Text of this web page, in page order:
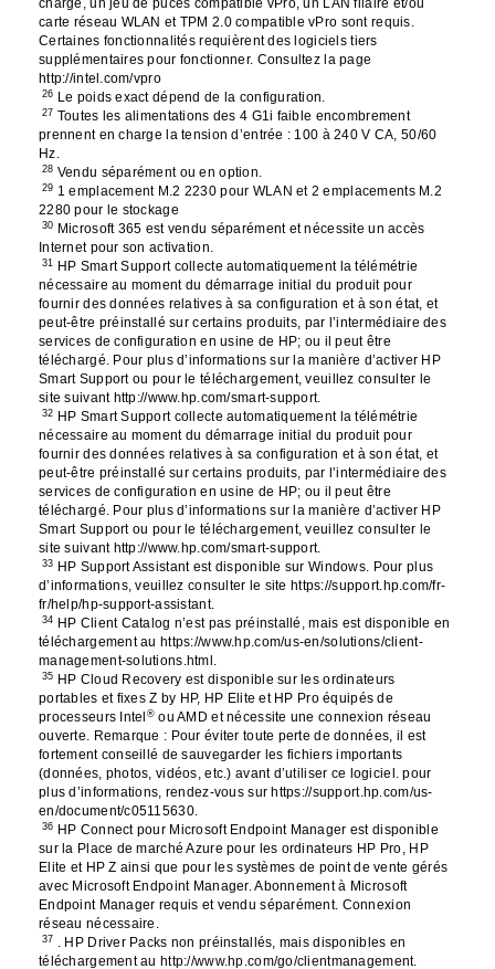
carte réseau WLAN et TPM 2.0 compatible vPro sont requis.
Certaines fonctionnalités requièrent des logiciels tiers
supplémentaires pour fonctionner. Consultez la page
http://intel.com/vpro
26 Le poids exact dépend de la configuration.
27 Toutes les alimentations des 4 G1i faible encombrement
prennent en charge la tension d’entrée : 100 à 240 V CA, 50/60
Hz.
28 Vendu séparément ou en option.
29 1 emplacement M.2 2230 pour WLAN et 2 emplacements M.2
2280 pour le stockage
30 Microsoft 365 est vendu séparément et nécessite un accès
Internet pour son activation.
31
HP Smart Support collecte automatiquement la télémétrie
nécessaire au moment du démarrage initial du produit pour
fournir des données relatives à sa configuration et à son état, et
peut-être préinstallé sur certains produits, par l’intermédiaire des
services de configuration en usine de HP; ou il peut être
téléchargé. Pour plus d’informations sur la manière d’activer HP
Smart Support ou pour le téléchargement, veuillez consulter le
site suivant http://www.hp.com/smart-support.
32 HP Smart Support collecte automatiquement la télémétrie
nécessaire au moment du démarrage initial du produit pour
fournir des données relatives à sa configuration et à son état, et
peut-être préinstallé sur certains produits, par l’intermédiaire des
services de configuration en usine de HP; ou il peut être
téléchargé. Pour plus d’informations sur la manière d’activer HP
Smart Support ou pour le téléchargement, veuillez consulter le
site suivant http://www.hp.com/smart-support.
33 HP Support Assistant est disponible sur Windows. Pour plus
d’informations, veuillez consulter le site https://support.hp.com/fr-
fr/help/hp-support-assistant.
34 HP Client Catalog n’est pas préinstallé, mais est disponible en
téléchargement au https://www.hp.com/us-en/solutions/client-
management-solutions.html.
35 HP Cloud Recovery est disponible sur les ordinateurs
portables et fixes Z by HP, HP Elite et HP Pro équipés de
processeurs Intel ® ou AMD et nécessite une connexion réseau
ouverte. Remarque : Pour éviter toute perte de données, il est
fortement conseillé de sauvegarder les fichiers importants
(données, photos, vidéos, etc.) avant d’utiliser ce logiciel. pour
plus d’informations, rendez-vous sur https://support.hp.com/us-
en/document/c05115630.
36 HP Connect pour Microsoft Endpoint Manager est disponible
sur la Place de marché Azure pour les ordinateurs HP Pro, HP
Elite et HP Z ainsi que pour les systèmes de point de vente gérés
avec Microsoft Endpoint Manager. Abonnement à Microsoft
Endpoint Manager requis et vendu séparément. Connexion
réseau nécessaire.
37
. HP Driver Packs non préinstallés, mais disponibles en
téléchargement au http://www.hp.com/go/clientmanagement.